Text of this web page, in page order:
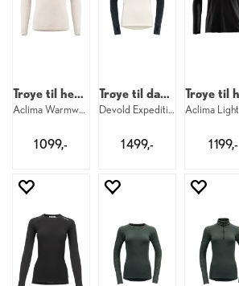
Trøye til herre
Aclima Warmwool Granddad M 395
1 099,-
Trøye til dame
Devold Expedition Merino Silk Zip W 284
1 499,- 1 199,-